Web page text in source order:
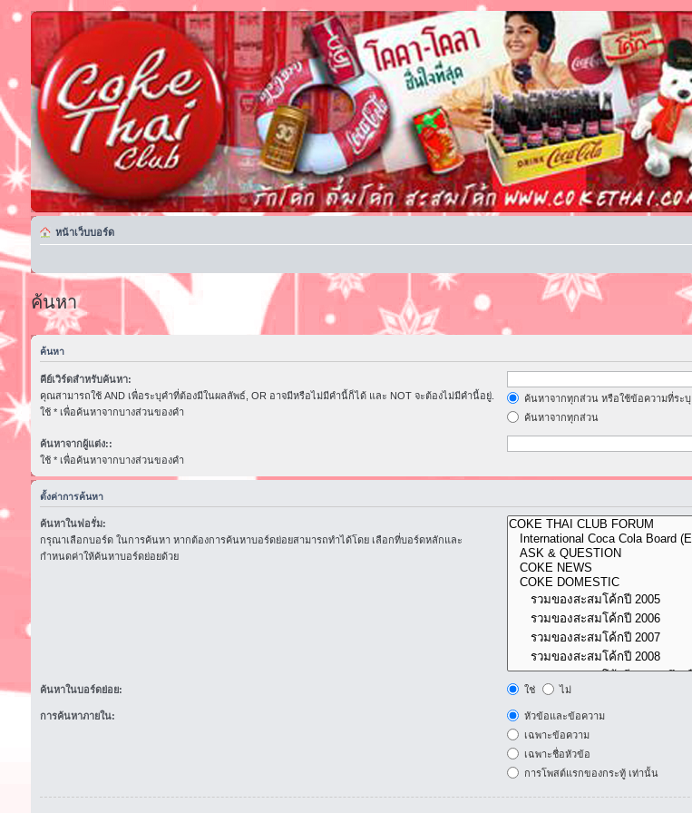
หน้าเว็บบอร์ด
ค้นหา
ค้นหา
คีย์เวิร์ดสำหรับค้นหา:
คุณสามารถใช้ AND เพื่อระบุคำที่ต้องมีในผลลัพธ์, OR อาจมีหรือไม่มีคำนี้ก็ได้ และ NOT จะต้องไม่มีคำนี้อยู่.
ใช้ * เพื่อค้นหาจากบางส่วนของคำ
ค้นหาจากทุกส่วน หรือใช้ข้อความที่ระบุ
ค้นหาจากทุกส่วน
ค้นหาจากผู้แต่ง::
ใช้ * เพื่อค้นหาจากบางส่วนของคำ
ตั้งค่าการค้นหา
ค้นหาในฟอรั่ม:
กรุณาเลือกบอร์ด ในการค้นหา หากต้องการค้นหาบอร์ดย่อยสามารถทำได้โดย เลือกที่บอร์ดหลักและ
กำหนดค่าให้ค้นหาบอร์ดย่อยด้วย
ค้นหาในบอร์ดย่อย: ใช่ ไม่
การค้นหาภายใน:
หัวข้อและข้อความ
เฉพาะข้อความ
เฉพาะชื่อหัวข้อ
การโพสต์แรกของกระทู้ เท่านั้น